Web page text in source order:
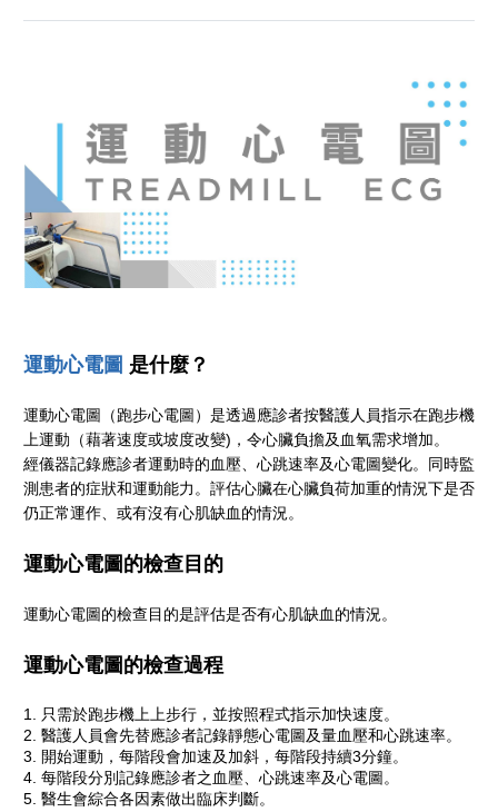
運動心電圖 是什麼？
運動心電圖（跑步心電圖）是透過應診者按醫護人員指示在跑步機
上運動（藉著速度或坡度改變)，令心臟負擔及血氧需求增加。
經儀器記錄應診者運動時的血壓、心跳速率及心電圖變化。同時監
測患者的症狀和運動能力。評估心臟在心臟負荷加重的情況下是否
仍正常運作、或有沒有心肌缺血的情況。
運動心電圖的檢查目的
運動心電圖的檢查目的是評估是否有心肌缺血的情況。
運動心電圖的檢查過程
只需於跑步機上上步行，並按照程式指示加快速度。
醫護人員會先替應診者記錄靜態心電圖及量血壓和心跳速率。
開始運動，每階段會加速及加斜，每階段持續3分鐘。
每階段分別記錄應診者之血壓、心跳速率及心電圖。
醫生會綜合各因素做出臨床判斷。